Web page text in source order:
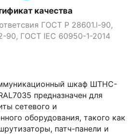
качества
ГОСТ Р 28601.l-90,
90, ГOСТ IEC 60950-1-2014
шкаф ШТНС-
предназначен для
сетевого и
оборудования, такого как
патч-панели и